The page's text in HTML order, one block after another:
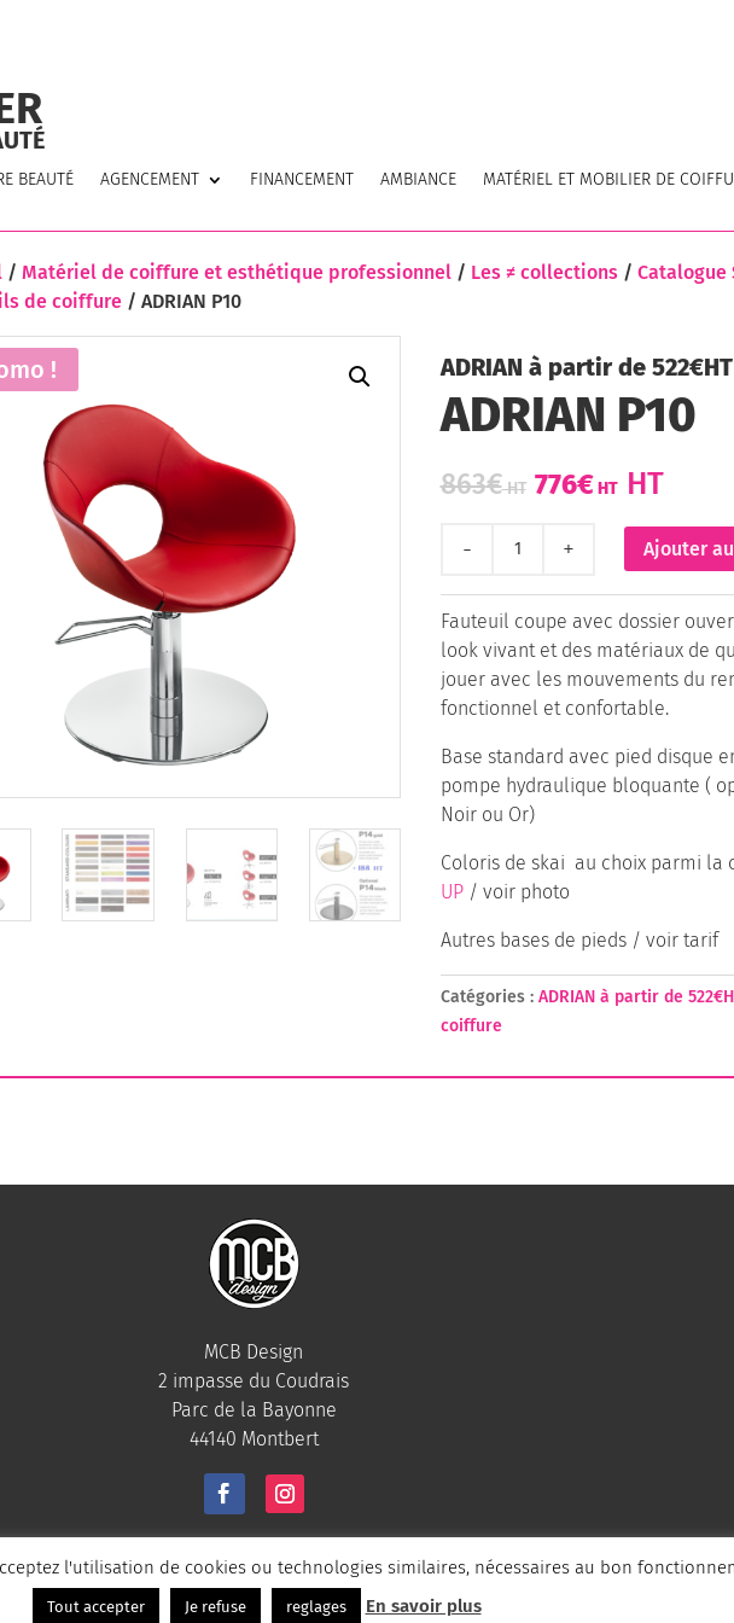
BEAUTÉ AGENCEMENT FINANCEMENT AMBIANCE MATÉRIEL ET MOBILIER DE
/Matériel de coiffure et esthétique professionnel / Les ≠ collections /Catalogue
de coiffure / ADRIAN P10
! ADRIAN à partir de 522€HT
ADRIAN P10
863€ Le
initial
863€.
776€ Le
actuel
est :
776€.
HT
quantité
ADRIAN
P10
Ajouter
Fauteuil coupe avec dossier
look vivant et des matériaux de
jouer avec les mouvements du
fonctionnel et confortable.
Base standard avec pied disque
pompe hydraulique bloquante (
Noir ou Or)
Coloris de skai au choix parmi la
UP/ voir photo
Autres bases de pieds / voir tarif
Catégories : ADRIAN à partir de
coiffure
MCB Design
2 impasse du Coudrais
Parc de la Bayonne
44140 Montbert
MCB Design –Mentions légales–CGV
l'utilisation de cookies ou technologies similaires, nécessaires au bon
Tout accepter Je refuse reglages En savoir plus